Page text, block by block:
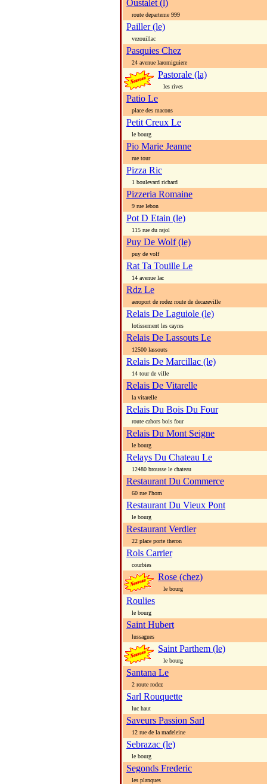
Oustalet (l)
route departeme 999
Pailler (le)
vezouillac
Pasquies Chez
24 avenue laromiguiere
Pastorale (la)
les rives
Patio Le
place des macons
Petit Creux Le
le bourg
Pio Marie Jeanne
rue tour
Pizza Ric
1 boulevard richard
Pizzeria Romaine
9 rue lebon
Pot D Etain (le)
115 rue du rajol
Puy De Wolf (le)
puy de volf
Rat Ta Touille Le
14 avenue lac
Rdz Le
aeroport de rodez route de decazeville
Relais De Laguiole (le)
lotissement les cayres
Relais De Lassouts Le
12500 lassouts
Relais De Marcillac (le)
14 tour de ville
Relais De Vitarelle
la vitarelle
Relais Du Bois Du Four
route cahors bois four
Relais Du Mont Seigne
le bourg
Relays Du Chateau Le
12480 brousse le chateau
Restaurant Du Commerce
60 rue l'hom
Restaurant Du Vieux Pont
le bourg
Restaurant Verdier
22 place porte theron
Rols Carrier
courbies
Rose (chez)
le bourg
Roulies
le bourg
Saint Hubert
lussagues
Saint Parthem (le)
le bourg
Santana Le
2 route rodez
Sarl Rouquette
luc haut
Saveurs Passion Sarl
12 rue de la madeleine
Sebrazac (le)
le bourg
Segonds Frederic
les planques